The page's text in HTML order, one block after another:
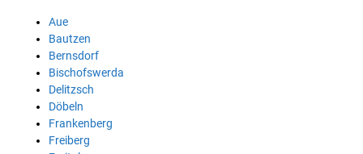
Aue
Bautzen
Bernsdorf
Bischofswerda
Delitzsch
Döbeln
Frankenberg
Freiberg